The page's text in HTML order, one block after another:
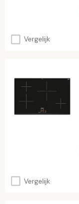
Vergelijk
Vergelijk